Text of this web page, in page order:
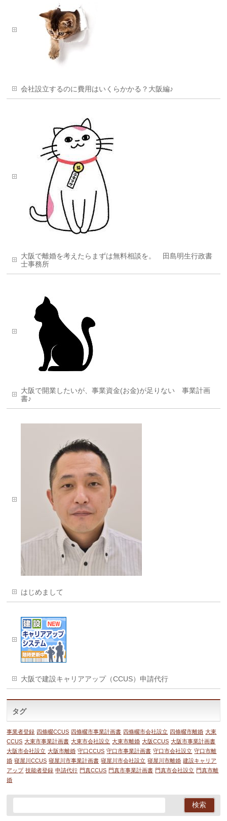
会社設立するのに費用はいくらかかる？大阪編♪
大阪で離婚を考えたらまずは無料相談を。 田島明生行政書
士事務所
大阪で開業したいが、事業資金(お金)が足りない 事業計画
書♪
はじめまして
大阪で建設キャリアアップ（CCUS）申請代行
タグ
事業者登録 四條畷CCUS 四條畷市事業計画書 四條畷市会社設立 四條畷市離婚 大東
CCUS 大東市事業計画書 大東市会社設立 大東市離婚 大阪CCUS 大阪市事業計画書
大阪市会社設立 大阪市離婚 守口CCUS 守口市事業計画書 守口市会社設立 守口市離
婚 寝屋川CCUS 寝屋川市事業計画書 寝屋川市会社設立 寝屋川市離婚 建設キャリア
アップ 技能者登録 申請代行 門真CCUS 門真市事業計画書 門真市会社設立 門真市離
婚